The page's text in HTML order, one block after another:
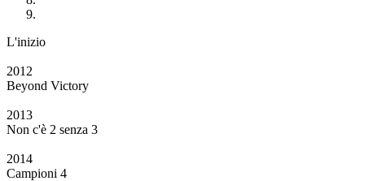
L'inizio
2012
Beyond Victory
2013
Non c'è 2 senza 3
2014
Campioni 4